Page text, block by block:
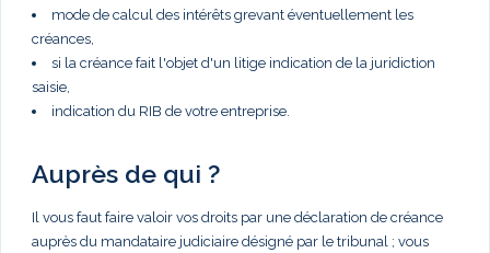
mode de calcul des intérêts grevant éventuellement les
créances,
si la créance fait l'objet d'un litige indication de la juridiction
saisie,
indication du RIB de votre entreprise.
Auprès de qui ?
Il vous faut faire valoir vos droits par une déclaration de créance
auprès du mandataire judiciaire désigné par le tribunal ; vous